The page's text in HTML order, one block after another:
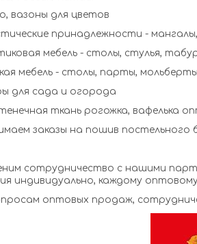
вазоны для цветов
мебель - столы, стулья,
мебель - столы, парты, мольберты
для сада и огорода
ткань рогожка, вафелька
заказы на пошив постельного
сотрудничество с нашими
индивидуально, каждому
По вопросам